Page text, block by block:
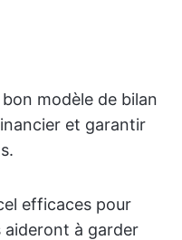
modèle de bilan
et garantir
efficaces pour
aideront à garder